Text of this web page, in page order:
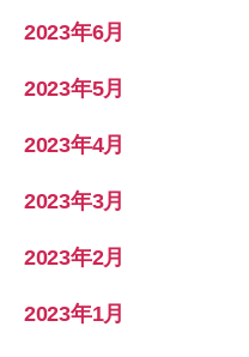
2023年6月
2023年5月
2023年4月
2023年3月
2023年2月
2023年1月